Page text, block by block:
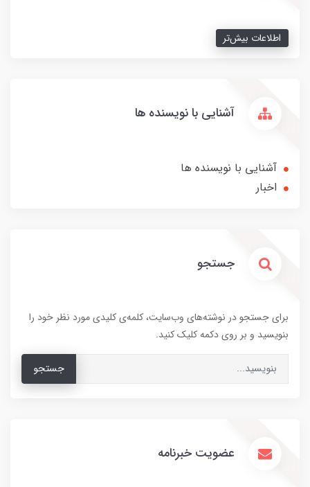
اطلاعات بیش‌تر
آشنایی با نویسنده ها
آشنایی با نویسنده ها
اخبار
جستجو
برای جستجو در نوشته‌های وب‌سایت، کلمه‌ی کلیدی مورد نظر خود را
بنویسید و بر روی دکمه کلیک کنید.
جستجو
عضویت خبرنامه